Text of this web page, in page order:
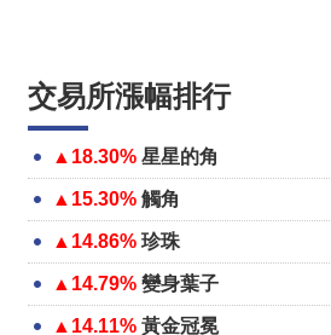
交易所漲幅排行
▲18.30% 星星的角
▲15.30% 觸角
▲14.86% 珍珠
▲14.79% 變身葉子
▲14.11% 黃金冠冕